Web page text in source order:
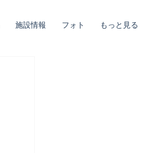
施設情報 フォト もっと見る